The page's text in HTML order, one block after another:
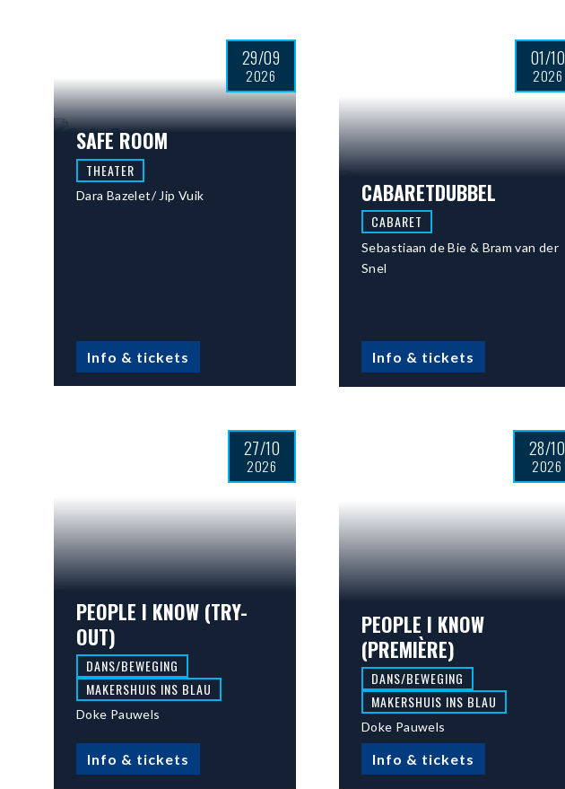
29/09
2026
SAFE ROOM
THEATER
Dara Bazelet/ Jip Vuik
Info & tickets
01/10
2026
CABARETDUBBEL
CABARET
Sebastiaan de Bie & Bram van der
Snel
Info & tickets
27/10
2026
PEOPLE I KNOW (TRY-
OUT)
DANS/BEWEGING
MAKERSHUIS INS BLAU
Doke Pauwels
Info & tickets
28/10
2026
PEOPLE I KNOW
(PREMIÈRE)
DANS/BEWEGING
MAKERSHUIS INS BLAU
Doke Pauwels
Info & tickets